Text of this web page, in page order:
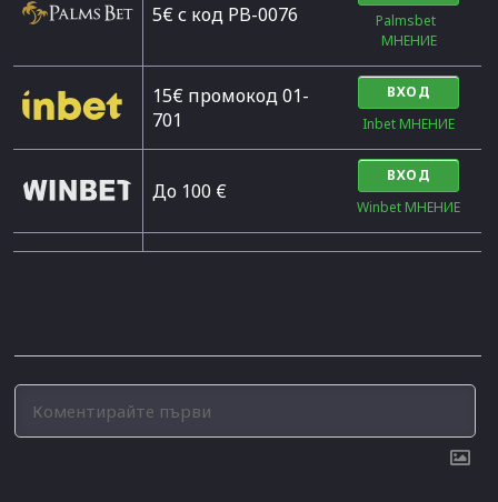
5€ с код PB-0076
Palmsbet
МНЕНИЕ
15€ промокод 01-
701
ВХОД
Inbet МНЕНИЕ
До 100 €
ВХОД
Winbet МНЕНИЕ